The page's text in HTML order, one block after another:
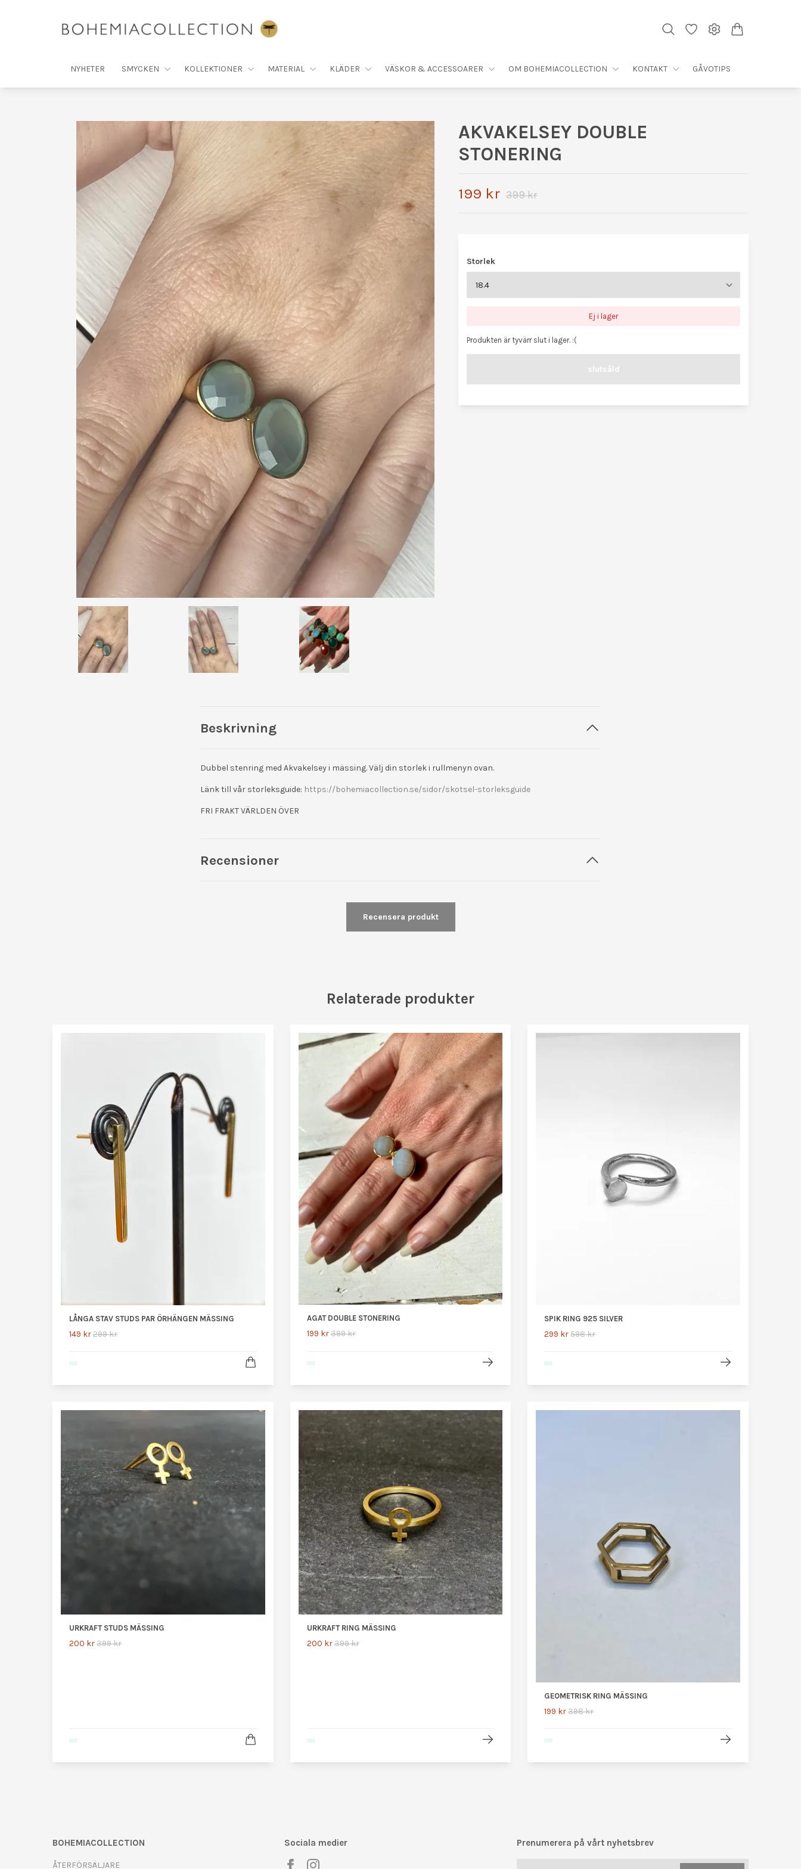
NYHETER SMYCKEN KOLLEKTIONER MATERIAL KLÄDER VÄSKOR & ACCESSOARER OM BOHEMIACOLLECTION KONTAKT GÅVOTIPS
AKVAKELSEY DOUBLE
STONERING
199 kr 399 kr
Storlek
Ej i lager
Produkten är tyvärr slut i lager. :(
slutsåld
Beskrivning
Dubbel stenring med Akvakelsey i mässing. Välj din storlek i rullmenyn ovan.
Länk till vår storleksguide: https://bohemiacollection.se/sidor/skotsel-storleksguide
FRI FRAKT VÄRLDEN ÖVER
Recensioner
Recensera produkt
Relaterade produkter
LÅNGA STAV STUDS PAR ÖRHÄNGEN MÄSSING
149 kr299 kr
AGAT DOUBLE STONERING
199 kr399 kr
SPIK RING 925 SILVER
299 kr598 kr
URKRAFT STUDS MÄSSING
200 kr399 kr
URKRAFT RING MÄSSING
200 kr399 kr
GEOMETRISK RING MÄSSING
199 kr398 kr
BOHEMIACOLLECTION
ÅTERFÖRSÄLJARE
Sociala medier Prenumerera på vårt nyhetsbrev